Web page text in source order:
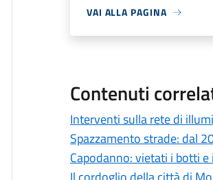
VAI ALLA PAGINA
Contenuti
Interventi sulla rete di
Spazzamento strade: dal
Capodanno: vietati i botti